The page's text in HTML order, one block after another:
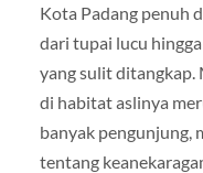
Kota Padang penuh
dari tupai lucu
yang sulit
di habitat aslinya
banyak pengunjung,
tentang